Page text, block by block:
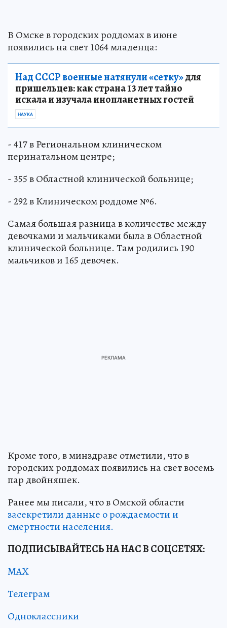
В Омске в городских роддомах в июне
появились на свет 1064 младенца:
Над СССР военные натянули «сетку»для
пришельцев: как страна 13 лет тайно
искала и изучала инопланетных гостей
НАУКА
- 417 в Региональном клиническом
перинатальном центре;
- 355 в Областной клинической больнице;
- 292 в Клиническом роддоме №6.
Самая большая разница в количестве между
девочками и мальчиками была в Областной
клинической больнице. Там родились 190
мальчиков и 165 девочек.
Кроме того, в минздраве отметили, что в
городских роддомах появились на свет восемь
пар двойняшек.
Ранее мы писали, что в Омской области
засекретили данные о рождаемости и
смертности населения.
ПОДПИСЫВАЙТЕСЬ НА НАС В СОЦСЕТЯХ:
MAX
Телеграм
Одноклассники